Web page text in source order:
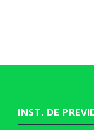
INST. DE